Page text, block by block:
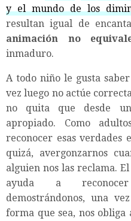
y el mundo de los
resultan igual de
animación no
inmaduro.
A todo niño le gusta
vez luego no actúe
no quita que desde
apropiado. Como
reconocer esas verdades
quizá, avergonzarnos
alguien nos las reclama.
ayuda a
demostrándonos, una
forma que sea, nos obliga